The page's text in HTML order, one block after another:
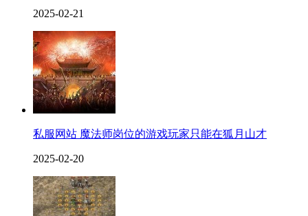
2025-02-21
私服网站 魔法师岗位的游戏玩家只能在狐月山才
2025-02-20